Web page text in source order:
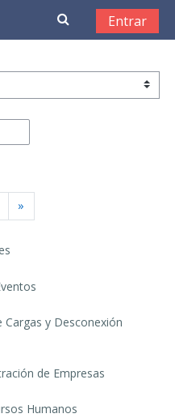
Entrar
»
Cargas y Desconexión
de Empresas
Humanos